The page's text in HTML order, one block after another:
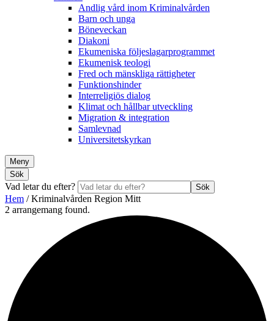
Andlig vård inom Kriminalvården
Barn och unga
Böneveckan
Diakoni
Ekumeniska följeslagarprogrammet
Ekumenisk teologi
Fred och mänskliga rättigheter
Funktionshinder
Interreligiös dialog
Klimat och hållbar utveckling
Migration & integration
Samlevnad
Universitetskyrkan
Meny
Sök
Vad letar du efter? Sök
Hem /Kriminalvården Region Mitt
2 arrangemang found.